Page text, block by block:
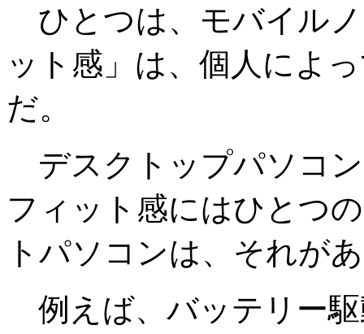
ひとつは、モバイル
ット感」は、個人によ
だ。
デスクトップパソコ
フィット感にはひとつ
トパソコンは、それが
例えば、バッテリー